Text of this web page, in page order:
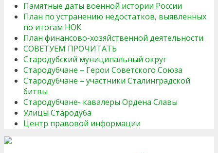
Памятные даты военной истории России
План по устранению недостатков, выявленных
по итогам НОК
План финансово-хозяйственной деятельности
СОВЕТУЕМ ПРОЧИТАТЬ
Стародубский муниципальный округ
Стародубчане – Герои Советского Союза
Стародубчане – участники Сталинградской
битвы
Стародубчане- кавалеры Ордена Славы
Улицы Стародуба
Центр правовой информации